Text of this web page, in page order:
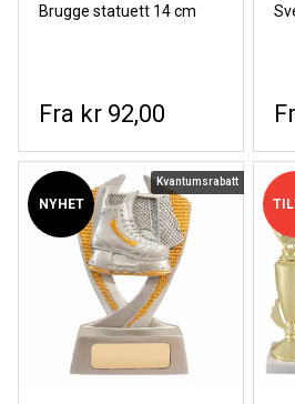
Brugge statuett 14 cm
kr 92,00
NYHET
Kvantumsrabatt